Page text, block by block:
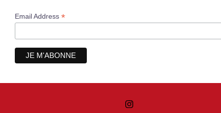
Email Address *